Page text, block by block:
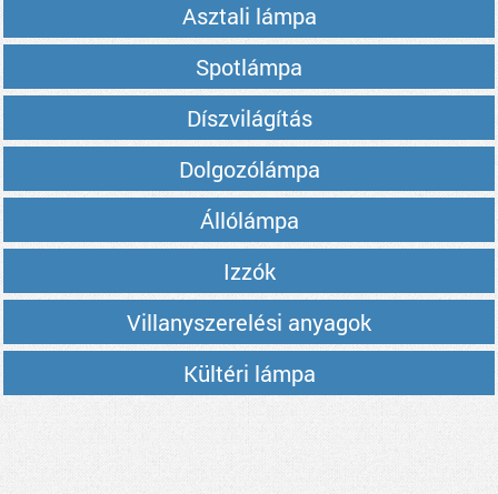
Asztali lámpa
Spotlámpa
Díszvilágítás
Dolgozólámpa
Állólámpa
Izzók
Villanyszerelési anyagok
Kültéri lámpa